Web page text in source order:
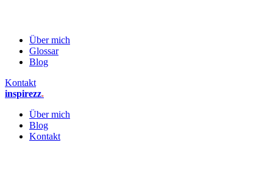
Über mich
Glossar
Blog
Kontakt
inspirezz.
Über mich
Blog
Kontakt